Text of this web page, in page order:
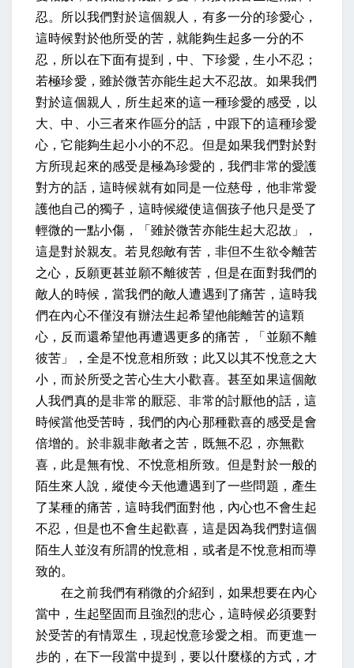
忍。所以我們對於這個親人，有多一分的珍愛心，
這時候對於他所受的苦，就能夠生起多一分的不
忍，所以在下面有提到，中、下珍愛，生小不忍；
若極珍愛，雖於微苦亦能生起大不忍故。如果我們
對於這個親人，所生起來的這一種珍愛的感受，以
大、中、小三者來作區分的話，中跟下的這種珍愛
心，它能夠生起小小的不忍。但是如果我們對於對
方所現起來的感受是極為珍愛的，我們非常的愛護
對方的話，這時候就有如同是一位慈母，他非常愛
護他自己的獨子，這時候縱使這個孩子他只是受了
輕微的一點小傷，「雖於微苦亦能生起大忍故」，
這是對於親友。 若見怨敵有苦，非但不生欲令離苦
之心，反願更甚並願不離彼苦 ，但是在面對我們的
敵人的時候，當我們的敵人遭遇到了痛苦，這時我
們在內心不僅沒有辦法生起希望他能離苦的這顆
心，反而還希望他再遭遇更多的痛苦，「並願不離
彼苦」， 全是不悅意相所致；此又以其不悅意之大
小，而於所受之苦心生大小歡喜。甚至如果這個敵
人我們真的是非常的厭惡、非常的討厭他的話，這
時候當他受苦時，我們的內心那種歡喜的感受是會
倍增的。 於非親非敵者之苦，既無不忍，亦無歡
喜，此是無有悅、不悅意相所致。但是對於一般的
陌生來人說，縱使今天他遭遇到了一些問題，產生
了某種的痛苦，這時我們面對他，內心也不會生起
不忍，但是也不會生起歡喜，這是因為我們對這個
陌生人並沒有所謂的悅意相，或者是不悅意相而導
致的。
在之前我們有稍微的介紹到，如果想要在內心
當中，生起堅固而且強烈的悲心，這時候必須要對
於受苦的有情眾生，現起悅意珍愛之相。而更進一
步的，在下一段當中提到，要以什麼樣的方式，才